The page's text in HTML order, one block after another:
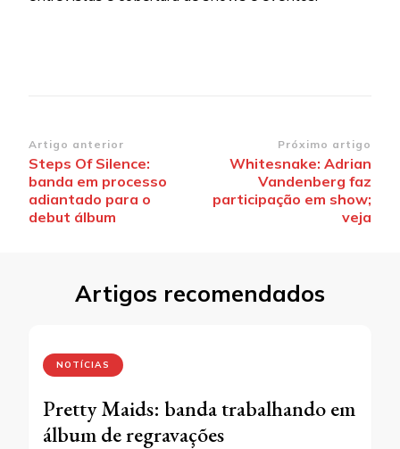
Navegação
de
post
Artigo anterior
Steps Of Silence:
banda em processo
adiantado para o
debut álbum
Próximo artigo
Whitesnake: Adrian
Vandenberg faz
participação em show;
veja
Artigos recomendados
NOTÍCIAS
Pretty Maids: banda trabalhando em
álbum de regravações